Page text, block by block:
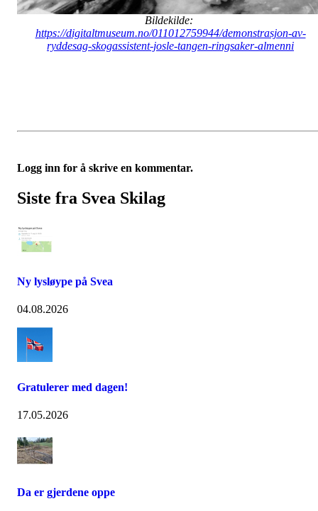
Bildekilde:
https://digitaltmuseum.no/011012759944/demonstrasjon-av-
ryddesag-skogassistent-josle-tangen-ringsaker-almenni
Logg inn for å skrive en kommentar.
Siste fra Svea Skilag
Ny lysløype på Svea
04.08.2026
Gratulerer med dagen!
17.05.2026
Da er gjerdene oppe